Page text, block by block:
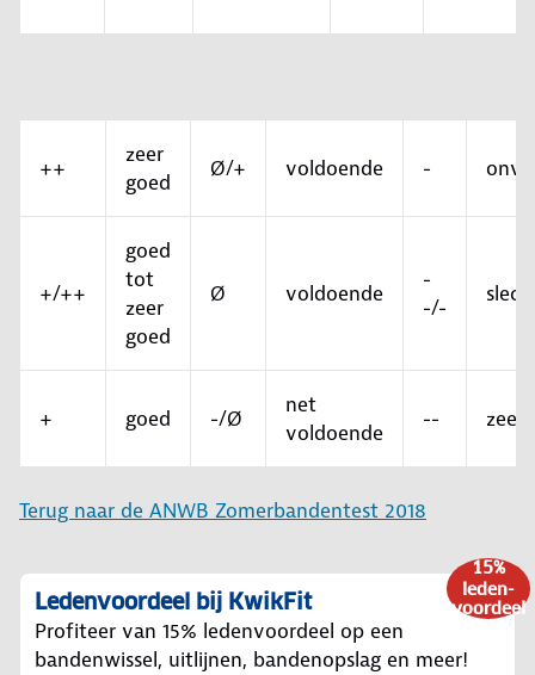
++
zeer
goed
Ø/+ voldoende -
+/++
goed
tot
zeer
goed
Ø voldoende
-
-/-
+ goed -/Ø
net
voldoende
-- zeer
Terug naar de ANWB Zomerbandentest 2018
15%
leden-
voordeel
Ledenvoordeel bij KwikFit
Profiteer van 15% ledenvoordeel op een
bandenwissel, uitlijnen, bandenopslag en meer!